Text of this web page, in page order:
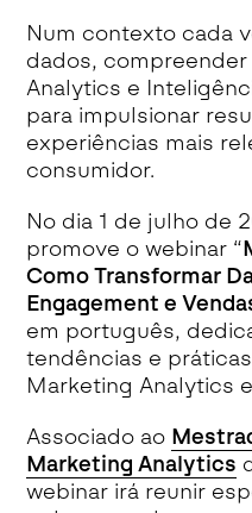
Num contexto cada
dados,
Analytics e
para impulsionar
experiências mais
consumidor.
No dia 1 de julho de
promove o webinar “
Como Transformar
Engagement e
em português,
tendências e
Marketing Analytics
Associado ao
Marketing Analytics
webinar irá reunir